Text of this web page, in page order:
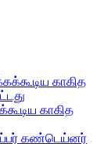
காகித